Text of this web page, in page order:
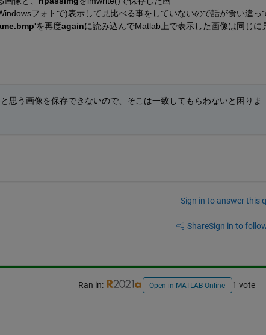
フォトで)表示して見比べる事をしていないので話が食い違っ
を再度againに読み込んでMatlab上で表示した画像は同じに
思う画像を保存できないので、そこは一致してもらわないと困りま
Sign in to answer this
ShareSign in to
Ran in: Open in MATLAB Online 1 vote